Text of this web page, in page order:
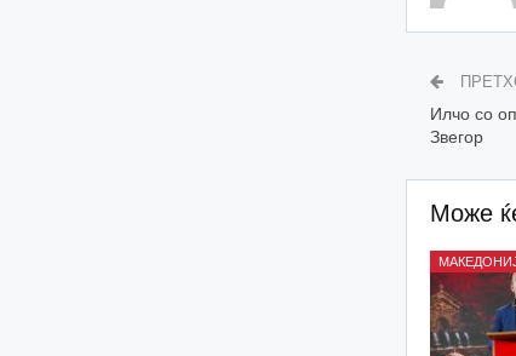
Илчо со
Звегор
Може